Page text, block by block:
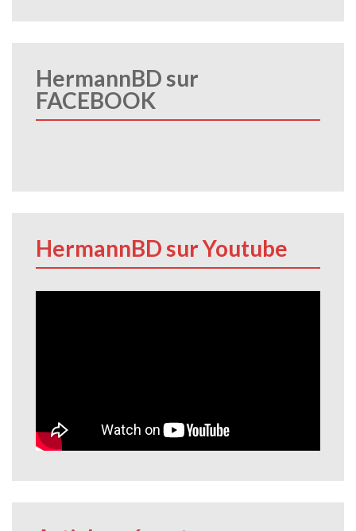
HermannBD sur
FACEBOOK
HermannBD sur Youtube